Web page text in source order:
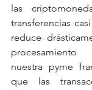
las
transferencias
reduce
procesamiento
nuestra pyme
que las